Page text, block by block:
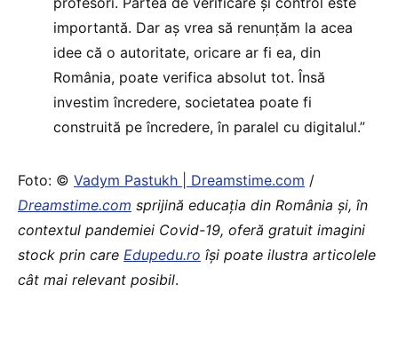
importantă. Dar aș vrea să renunțăm la acea
idee că o autoritate, oricare ar fi ea, din
România, poate verifica absolut tot. Însă
investim încredere, societatea poate fi
construită pe încredere, în paralel cu digitalul.”
Foto: © Vadym Pastukh | Dreamstime.com /
Dreamstime.com sprijină educaţia din România şi, în
contextul pandemiei Covid-19, oferă gratuit imagini
stock prin care Edupedu.ro îşi poate ilustra articolele
cât mai relevant posibil.